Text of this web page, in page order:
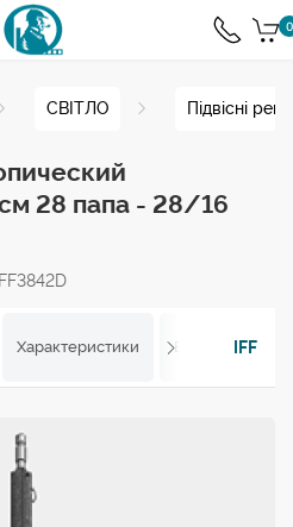
0
СВІТЛО Підвісні
28 папа - 28/16
FF3842D
Характеристики Відгуки IFF